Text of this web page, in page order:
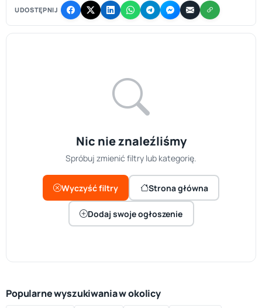
UDOSTĘPNIJ
Nic nie znaleźliśmy
Spróbuj zmienić filtry lub kategorię.
Wyczyść filtry Strona główna
Dodaj swoje ogłoszenie
Popularne wyszukiwania w okolicy